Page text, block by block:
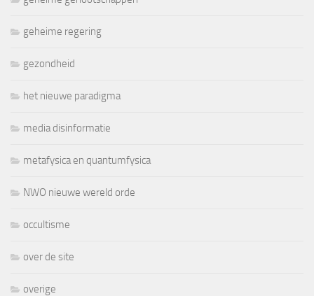
geheime regering
gezondheid
het nieuwe paradigma
media disinformatie
metafysica en quantumfysica
NWO nieuwe wereld orde
occultisme
over de site
overige